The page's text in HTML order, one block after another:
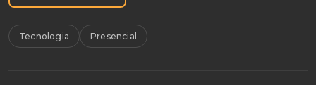
Tecnologia Presencial